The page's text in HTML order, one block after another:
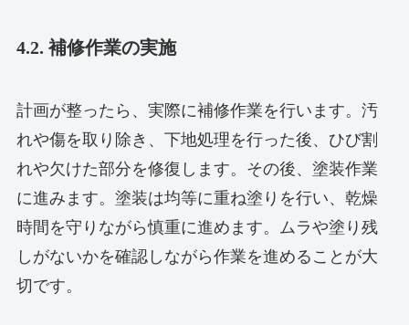
4.2. 補修作業の実施
計画が整ったら、実際に補修作業を行います。汚
れや傷を取り除き、下地処理を行った後、ひび割
れや欠けた部分を修復します。その後、塗装作業
に進みます。塗装は均等に重ね塗りを行い、乾燥
時間を守りながら慎重に進めます。ムラや塗り残
しがないかを確認しながら作業を進めることが大
切です。